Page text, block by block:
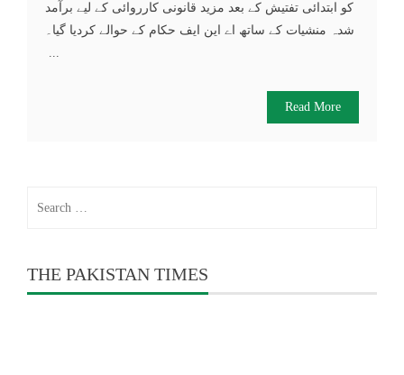
کو ابتدائی تفتیش کے بعد مزید قانونی کارروائی کے لیے برآمد
شدہ منشیات کے ساتھ اے این ایف حکام کے حوالے کردیا گیا۔
...
Read More
THE PAKISTAN TIMES